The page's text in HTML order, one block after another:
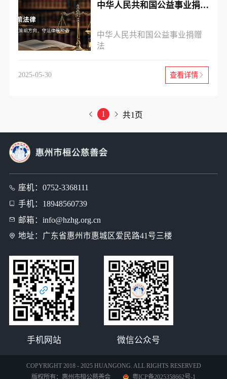
中华人民共和国公益事业捐赠法
中华人民共和国公益事业捐赠
法
查看详情
2025-05-30
座机： 0752-3368111
手机： 18948560739
邮箱： info@hzhg.org.cn
地址： 广东省惠州市惠城区爱民路41号三楼
手机网站 微信公众号
COPYRIGHT 2018 - 2025 HUANGONG. ALL RIGHTS RESERVED
版权所有：惠州市桓公慈善会
粤ICP备2025358662号-1